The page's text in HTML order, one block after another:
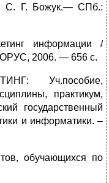
С. Г. Божук.— СПб.:
информации /
2006. — 656 с.
Уч.пособие,
практикум,
государственный
и информатики. –
обучающихся по